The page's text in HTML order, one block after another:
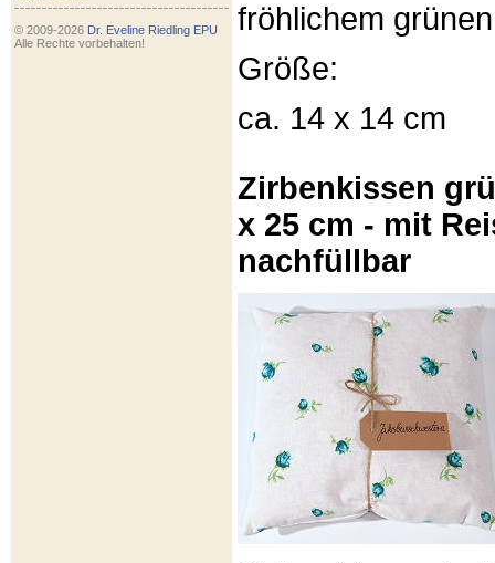
© 2009-2026 Dr. Eveline Riedling EPU
Alle Rechte vorbehalten!
fröhlichem
Größe:
ca. 14 x 14 cm
Zirbenkissen
x 25 cm - mit
nachfüllbar